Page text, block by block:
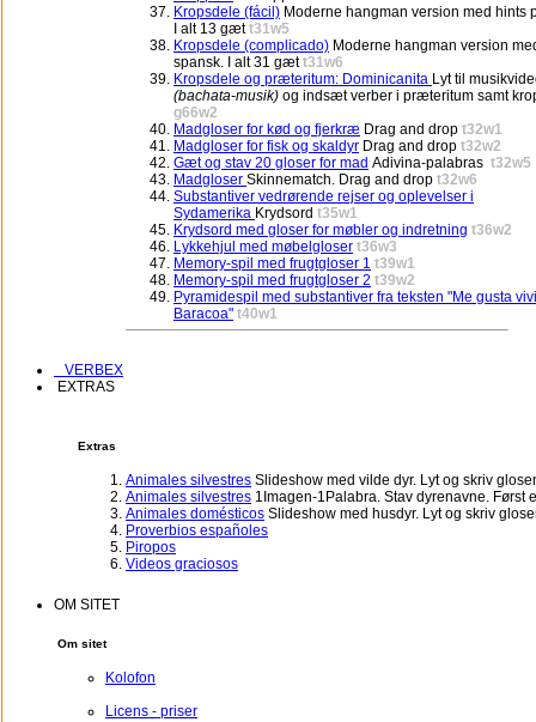
Kropsdele (fácil) Moderne hangman version med hints
I alt 13 gætt31w5
Kropsdele (complicado) Moderne hangman version
spansk. I alt 31 gætt31w6
Kropsdele og præteritum: Dominicanita Lyt til
(bachata-musik) og indsæt verber i præteritum samt
g66w2
Madgloser for kød og fjerkræ Drag and drop t32w1
Madgloser for fisk og skaldyr Drag and drop t32w2
Gæt og stav 20 gloser for mad Adivina-palabras t32w5
Madgloser Skinnematch. Drag and drop t32w6
Substantiver vedrørende rejser og oplevelser i
Sydamerika Krydsord t35w1
Krydsord med gloser for møbler og indretning t36w2
Lykkehjul med møbelgloser t36w3
Memory-spil med frugtgloser 1 t39w1
Memory-spil med frugtgloser 2 t39w2
Pyramidespil med substantiver fra teksten "Me gusta
Baracoa" t40w1
VERBEX
EXTRAS
Extras
Animales silvestres Slideshow med vilde dyr. Lyt og skriv
Animales silvestres 1Imagen-1Palabra. Stav dyrenavne.
Animales domésticos Slideshow med husdyr. Lyt og skriv
Proverbios españoles
Piropos
Videos graciosos
OM SITET
Om sitet
Kolofon
Licens - priser